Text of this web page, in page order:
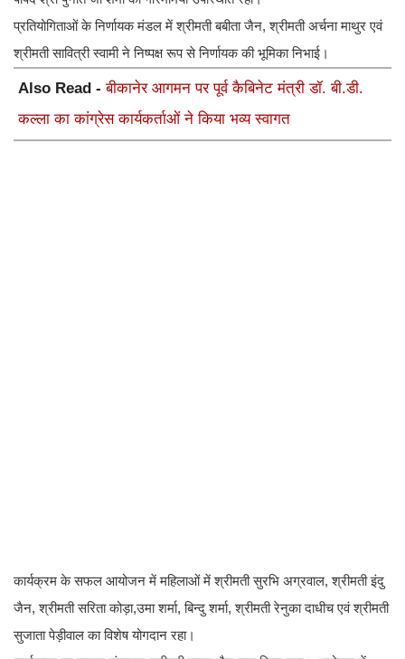
प्रतियोगिताओं के निर्णायक मंडल में श्रीमती बबीता जैन, श्रीमती अर्चना माथुर एवं
श्रीमती सावित्री स्वामी ने निष्पक्ष रूप से निर्णायक की भूमिका निभाई।
Also Read -बीकानेर आगमन पर पूर्व कैबिनेट मंत्री डॉ. बी.डी.
कल्ला का कांग्रेस कार्यकर्ताओं ने किया भव्य स्वागत
कार्यक्रम के सफल आयोजन में महिलाओं में श्रीमती सुरभि अग्रवाल, श्रीमती इंदु
जैन, श्रीमती सरिता कोड़ा,उमा शर्मा, बिन्दु शर्मा, श्रीमती रेनुका दाधीच एवं श्रीमती
सुजाता पेड़ीवाल का विशेष योगदान रहा।